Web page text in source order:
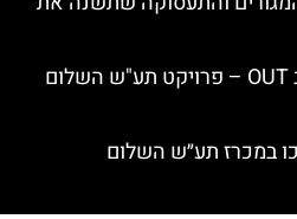
תעשייה צבאית תל אביב OUT – פרויקט תע"ש השלום
במכרז תע״ש השלום